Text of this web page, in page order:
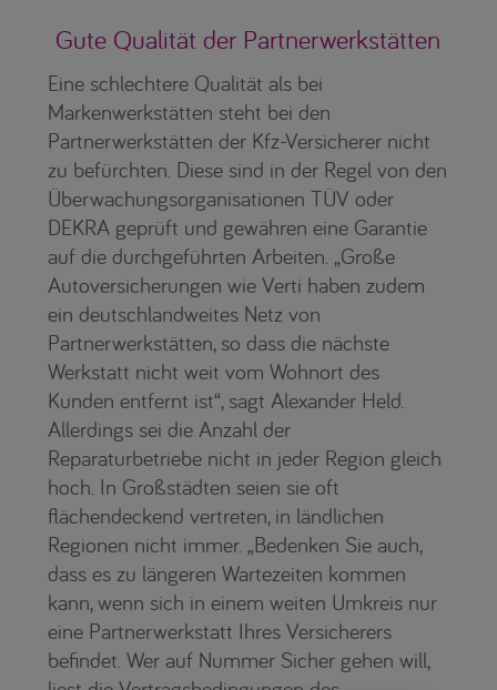
Gute Qualität der Partnerwerkstätten
Eine schlechtere Qualität als bei
Markenwerkstätten steht bei den
Partnerwerkstätten der Kfz-Versicherer nicht
zu befürchten. Diese sind in der Regel von den
Überwachungsorganisationen TÜV oder
DEKRA geprüft und gewähren eine Garantie
auf die durchgeführten Arbeiten. „Große
Autoversicherungen wie Verti haben zudem
ein deutschlandweites Netz von
Partnerwerkstätten, so dass die nächste
Werkstatt nicht weit vom Wohnort des
Kunden entfernt ist“, sagt Alexander Held.
Allerdings sei die Anzahl der
Reparaturbetriebe nicht in jeder Region gleich
hoch. In Großstädten seien sie oft
flächendeckend vertreten, in ländlichen
Regionen nicht immer. „Bedenken Sie auch,
dass es zu längeren Wartezeiten kommen
kann, wenn sich in einem weiten Umkreis nur
eine Partnerwerkstatt Ihres Versicherers
befindet. Wer auf Nummer Sicher gehen will,